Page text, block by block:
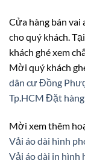
Cửa hàng bán vai
cho quý khách.
khách ghé xem
Mời quý khách
dân cư Đồng
Tp.HCM Đặt hàng
Mời xem thêm
Vải áo dài hình
Vải áo dài in hình